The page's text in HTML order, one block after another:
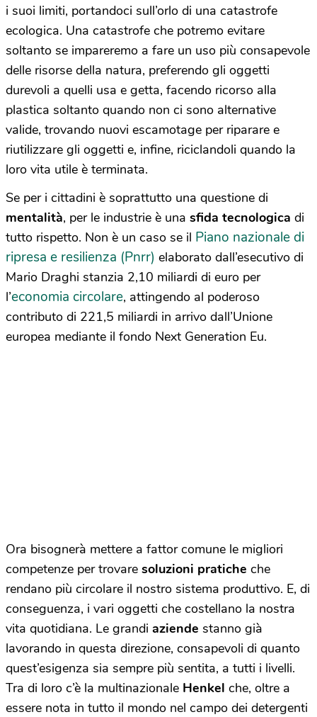
i suoi limiti, portandoci sull’orlo di una catastrofe
ecologica. Una catastrofe che potremo evitare
soltanto se impareremo a fare un uso più consapevole
delle risorse della natura, preferendo gli oggetti
durevoli a quelli usa e getta, facendo ricorso alla
plastica soltanto quando non ci sono alternative
valide, trovando nuovi escamotage per riparare e
riutilizzare gli oggetti e, infine, riciclandoli quando la
loro vita utile è terminata.
Se per i cittadini è soprattutto una questione di
mentalità, per le industrie è una sfida tecnologica di
tutto rispetto. Non è un caso se il Piano nazionale di
ripresa e resilienza (Pnrr) elaborato dall’esecutivo di
Mario Draghi stanzia 2,10 miliardi di euro per
l’economia circolare, attingendo al poderoso
contributo di 221,5 miliardi in arrivo dall’Unione
europea mediante il fondo Next Generation Eu.
Ora bisognerà mettere a fattor comune le migliori
competenze per trovare soluzioni pratiche che
rendano più circolare il nostro sistema produttivo. E, di
conseguenza, i vari oggetti che costellano la nostra
vita quotidiana. Le grandi aziende stanno già
lavorando in questa direzione, consapevoli di quanto
quest’esigenza sia sempre più sentita, a tutti i livelli.
Tra di loro c’è la multinazionale Henkel che, oltre a
essere nota in tutto il mondo nel campo dei detergenti